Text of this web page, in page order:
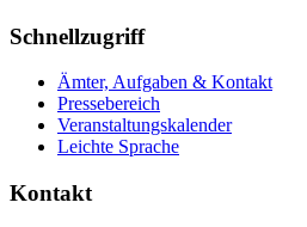
Schnellzugriff
Ämter, Aufgaben & Kontakt
Pressebereich
Veranstaltungskalender
Leichte Sprache
Kontakt